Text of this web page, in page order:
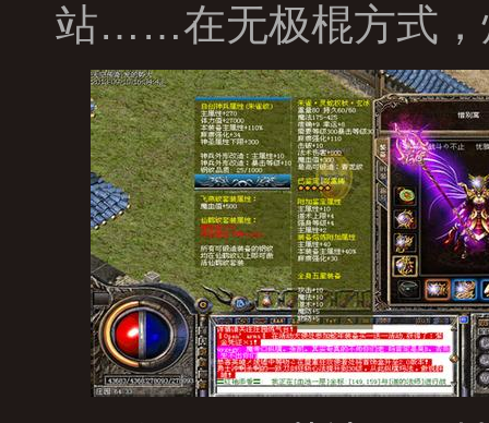
站……在无极棍方式，